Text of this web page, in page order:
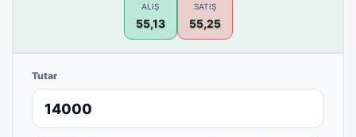
ALIŞ
55,13
SATIŞ
55,25
Tutar